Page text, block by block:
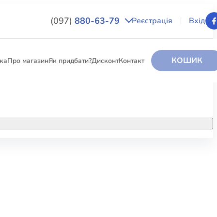
(097) 880-63-79 Реєстрація Вхід
Про магазинЯк придбати?ДисконтКонтакт КОШИК